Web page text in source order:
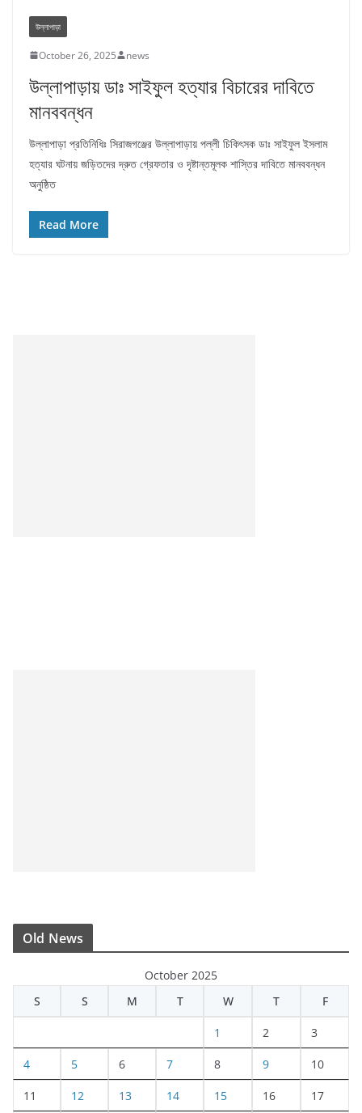
উল্লাপাড়া
October 26, 2025 news
উল্লাপাড়ায় ডাঃ সাইফুল হত্যার বিচারের দাবিতে
মানববন্ধন
উল্লাপাড়া প্রতিনিধিঃ সিরাজগঞ্জের উল্লাপাড়ায় পল্লী চিকিৎসক ডাঃ সাইফুল ইসলাম
হত্যার ঘটনায় জড়িতদের দ্রুত গ্রেফতার ও দৃষ্টান্তমূলক শাস্তির দাবিতে মানববন্ধন
অনুষ্ঠিত
Read More
Old News
October 2025
S
S M T W T F
1 2 3
4 5 6 7 8 9 10
11 12 13 14 15 16 17